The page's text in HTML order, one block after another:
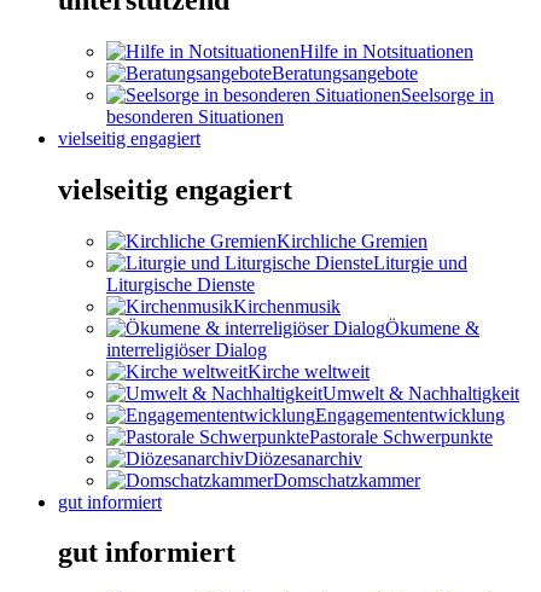
Hilfe in Notsituationen
Beratungsangebote
Seelsorge in
besonderen Situationen
vielseitig engagiert
vielseitig engagiert
Kirchliche Gremien
Liturgie und
Liturgische Dienste
Kirchenmusik
Ökumene &
interreligiöser Dialog
Kirche weltweit
Umwelt & Nachhaltigkeit
Engagemententwicklung
Pastorale Schwerpunkte
Diözesanarchiv
Domschatzkammer
gut informiert
gut informiert